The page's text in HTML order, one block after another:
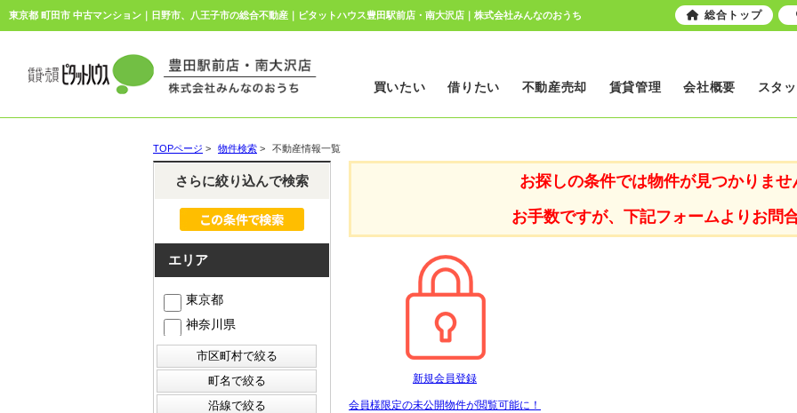
東京都 町田市 中古マンション｜日野市、八王子市の総合不動産｜ピタットハウス豊田駅前店・南大沢店｜株式会社みんなのおうち
買いたい 借りたい 不動産売却 賃貸管理 会社概要 スタ
TOPページ > 物件検索 > 不動産情報一覧
お探しの条件では物件が見つかりませ
お手数ですが、下記フォームよりお問
新規会員登録
会員様限定の未公開物件が閲覧可能に！
さらに絞り込んで検索
エリア
東京都
神奈川県
総合トップ